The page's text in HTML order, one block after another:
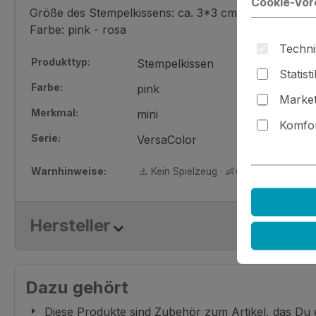
Größe des Stempelkissens: ca. 3*3 cm
Farbe: pink - rosa
Produkttyp: Stempelkissen
Farbe: pink
Merkmal: mini
Serie: VersaColor
Warnhinweise: ⚠️ Kein Spielzeug · 👶🚫 Nicht für
Hersteller
Dazu gehört
Diese Produkte sind Zubehör zum Artikel, das